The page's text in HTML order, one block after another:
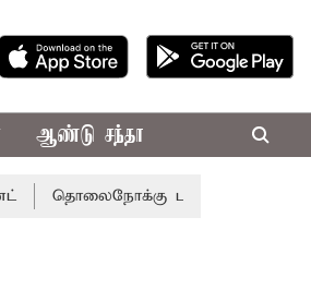
ஆண்டு சந்தா
பார்வையுடன் கூடிய